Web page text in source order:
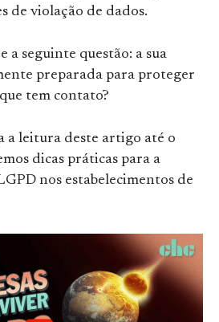
de violação de dados.
a seguinte questão: a sua
preparada para proteger
tem contato?
a leitura deste artigo até o
dicas práticas para a
nos estabelecimentos de